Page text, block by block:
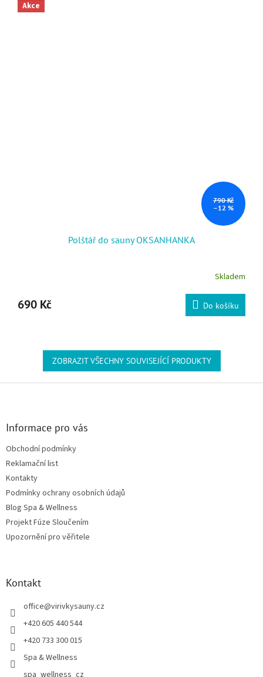
Akce
790 Kč
–12 %
Polštář do sauny OKSANHANKA
Skladem
690 Kč Do košíku
ZOBRAZIT VŠECHNY SOUVISEJÍCÍ PRODUKTY
Informace pro vás
Obchodní podmínky
Reklamační list
Kontakty
Podmínky ochrany osobních údajů
Blog Spa & Wellness
Projekt Fúze Sloučením
Upozornění pro věřitele
Kontakt
office@virivkysauny.cz
+420 605 440 544
+420 733 300 015
Spa & Wellness